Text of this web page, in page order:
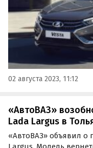
02 августа 2023, 11:12
«АвтоВАЗ»
Lada Largus в
«АвтоВАЗ» объявил о